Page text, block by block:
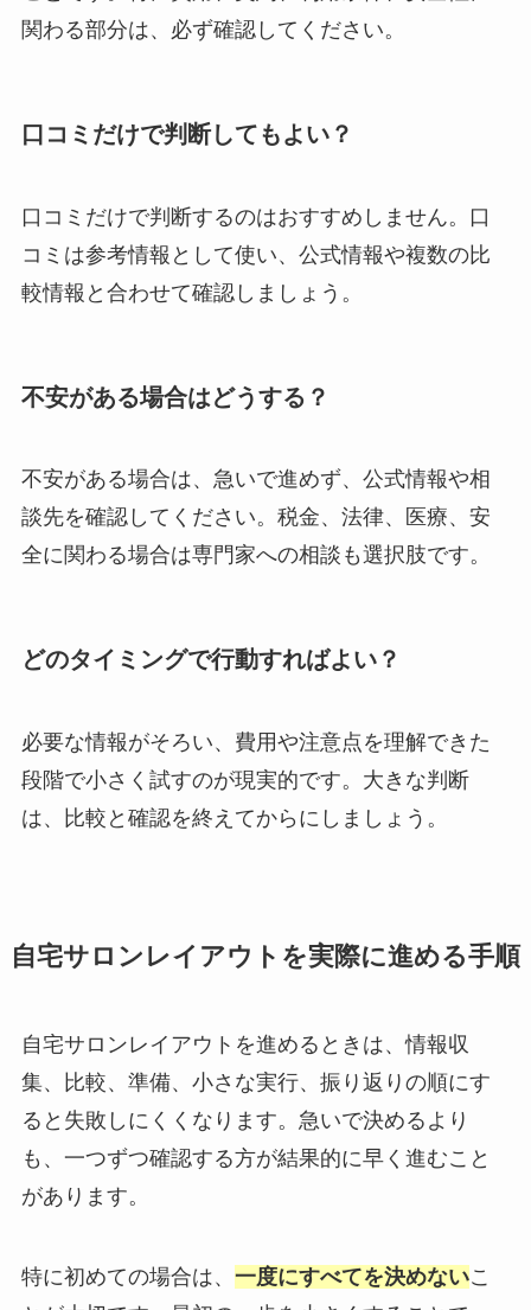
関わる部分は、必ず確認してください。
口コミだけで判断してもよい？
口コミだけで判断するのはおすすめしません。口
コミは参考情報として使い、公式情報や複数の比
較情報と合わせて確認しましょう。
不安がある場合はどうする？
不安がある場合は、急いで進めず、公式情報や相
談先を確認してください。税金、法律、医療、安
全に関わる場合は専門家への相談も選択肢です。
どのタイミングで行動すればよい？
必要な情報がそろい、費用や注意点を理解できた
段階で小さく試すのが現実的です。大きな判断
は、比較と確認を終えてからにしましょう。
自宅サロンレイアウトを実際に進める手順
自宅サロンレイアウトを進めるときは、情報収
集、比較、準備、小さな実行、振り返りの順にす
ると失敗しにくくなります。急いで決めるより
も、一つずつ確認する方が結果的に早く進むこと
があります。
特に初めての場合は、 一度にすべてを決めないこ